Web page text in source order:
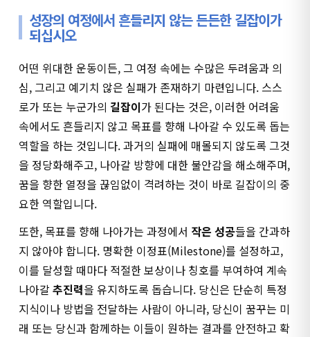
성장의 여정에서 흔들리지 않는 든든한 길잡이가
되십시오
어떤 위대한 운동이든, 그 여정 속에는 수많은 두려움과 의
심, 그리고 예기치 않은 실패가 존재하기 마련입니다. 스스
로가 또는 누군가의 길잡이가 된다는 것은, 이러한 어려움
속에서도 흔들리지 않고 목표를 향해 나아갈 수 있도록 돕는
역할을 하는 것입니다. 과거의 실패에 매몰되지 않도록 그것
을 정당화해주고, 나아갈 방향에 대한 불안감을 해소해주며,
꿈을 향한 열정을 끊임없이 격려하는 것이 바로 길잡이의 중
요한 역할입니다.
또한, 목표를 향해 나아가는 과정에서 작은 성공들을 간과하
지 않아야 합니다. 명확한 이정표(Milestone)를 설정하고,
이를 달성할 때마다 적절한 보상이나 칭호를 부여하여 계속
나아갈 추진력을 유지하도록 돕습니다. 당신은 단순히 특정
지식이나 방법을 전달하는 사람이 아니라, 당신이 꿈꾸는 미
래 또는 당신과 함께하는 이들이 원하는 결과를 안전하고 확